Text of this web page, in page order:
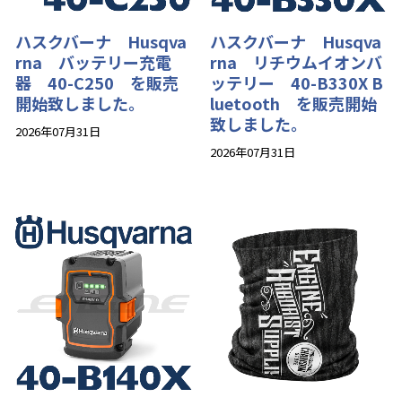
ハスクバーナ Husqva
rna バッテリー充電
器 40-C250 を販売
開始致しました。
2026年07月31日
ハスクバーナ Husqva
rna リチウムイオンバ
ッテリー 40-B330X B
luetooth を販売開始
致しました。
2026年07月31日